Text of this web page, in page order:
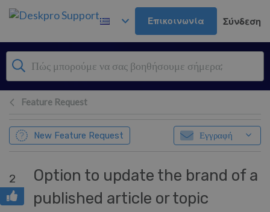
Μετάβαση στο κύριο περιεχόμενο
Επικοινωνία Σύνδεση
Feature Request
New Feature Request Εγγραφή
2
Option to update the brand of a
published article or topic